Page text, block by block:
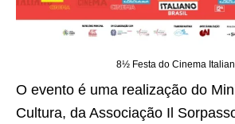
8½ Festa do Cinema
O evento é uma realização do
Cultura, da Associação Il